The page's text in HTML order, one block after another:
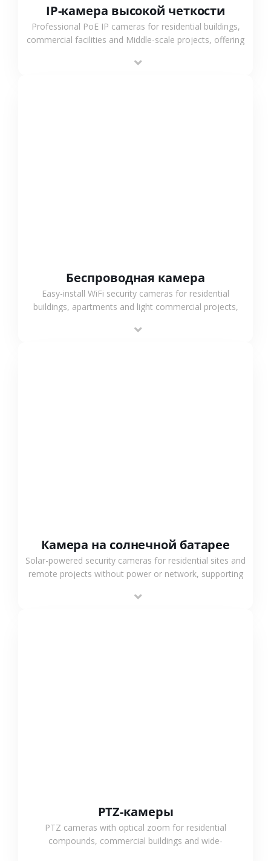
IP-камера высокой четкости
Professional PoE IP cameras for residential buildings,
commercial facilities and Middle-scale projects, offering
support.
Беспроводная камера
Easy-install WiFi security cameras for residential
buildings, apartments and light commercial projects,
surveillance solutions.
Камера на солнечной батарее
Solar-powered security cameras for residential sites and
remote projects without power or network, supporting
outdoor monitoring.
PTZ-камеры
PTZ cameras with optical zoom for residential
compounds, commercial buildings and wide-